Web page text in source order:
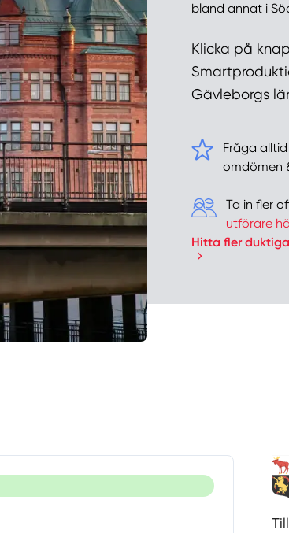
bland annat i
Klicka på
Gävleborgs
Fråga
omdömen
Ta in fler
utförare
Hitta fler